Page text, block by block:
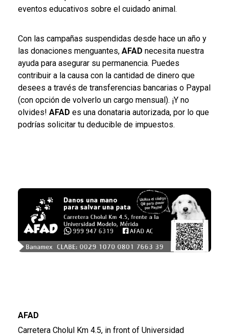
eventos educativos sobre el cuidado animal.
Con las campañas suspendidas desde hace un año y
las donaciones menguantes, AFAD necesita nuestra
ayuda para asegurar su permanencia. Puedes
contribuir a la causa con la cantidad de dinero que
desees a través de transferencias bancarias o Paypal
(con opción de volverlo un cargo mensual). ¡Y no
olvides! AFAD es una donataria autorizada, por lo que
podrías solicitar tu deducible de impuestos.
AFAD
Carretera Cholul Km 4.5, in front of Universidad